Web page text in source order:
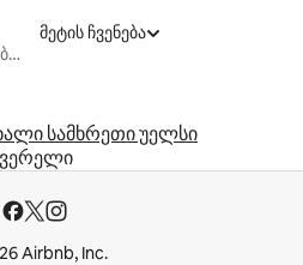
დასასვენებელი საცხოვრებლები
მეტის ჩვენება
სამხრეთი უელსი
Airbnb, Inc.